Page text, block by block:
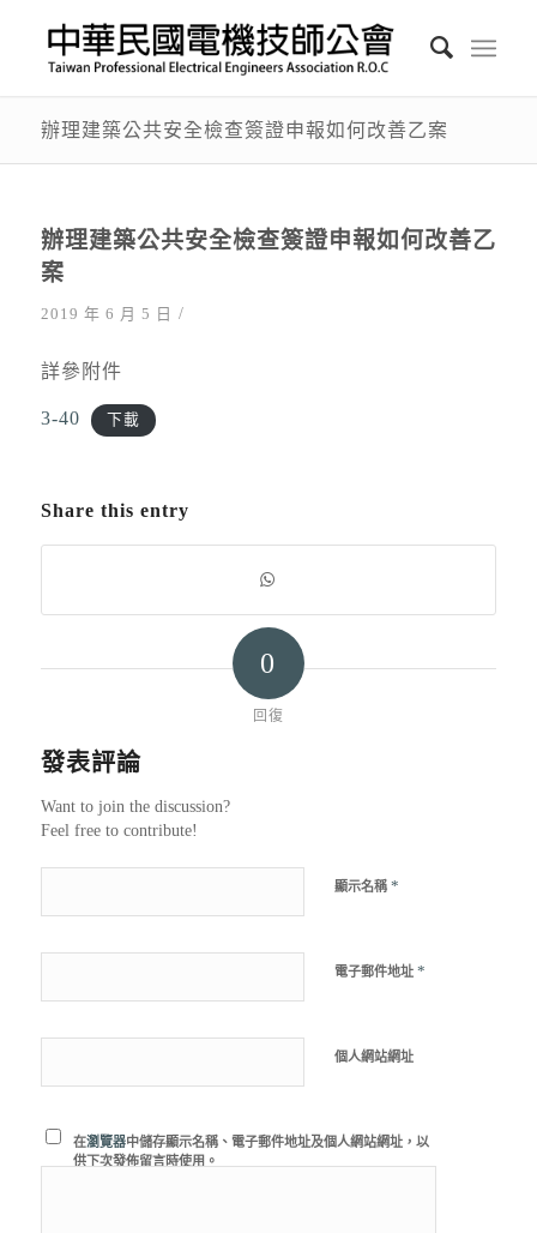
辦理建築公共安全檢查簽證申報如何改善乙案
辦理建築公共安全檢查簽證申報如何改善乙
案
2019 年 6 月 5 日 /
詳參附件
3-40 下載
Share this entry
0
回復
發表評論
Want to join the discussion?
Feel free to contribute!
顯示名稱 *
電子郵件地址 *
個人網站網址
在瀏覽器中儲存顯示名稱、電子郵件地址及個人網站網址，以
供下次發佈留言時使用。